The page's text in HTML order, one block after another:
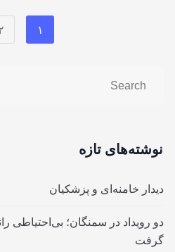
۱ ۲
نوشته‌های تازه
دیدار خامنه‌ای و پزشکیان
دو رویداد در سمنگان؛ بی‌احتیاطی
گرفت